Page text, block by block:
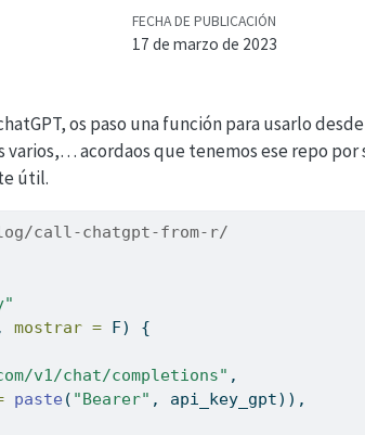
FECHA DE PUBLICACIÓN
17 de marzo de 2023
os paso una función para usarlo
varios,… acordaos que tenemos ese repo
útil.
call-chatgpt-from-r/
mostrar = F) {
v1/chat/completions" ,
paste ( "Bearer" , api_key_gpt)),